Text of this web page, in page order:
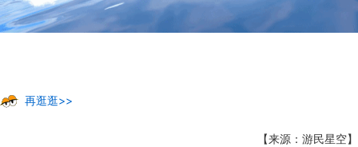
再逛逛>>
【来源：游民星空】